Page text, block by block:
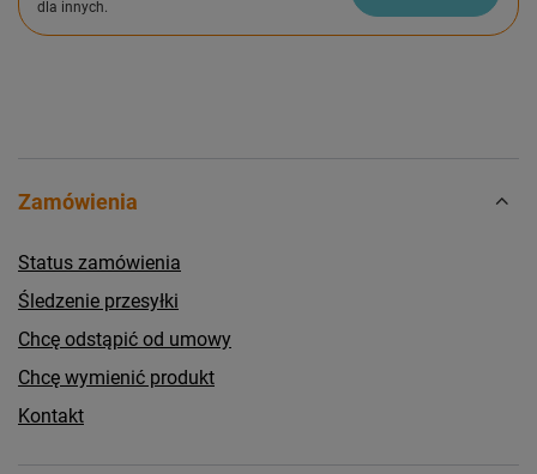
dla innych.
Zamówienia
Status zamówienia
Śledzenie przesyłki
Chcę odstąpić od umowy
Chcę wymienić produkt
Kontakt